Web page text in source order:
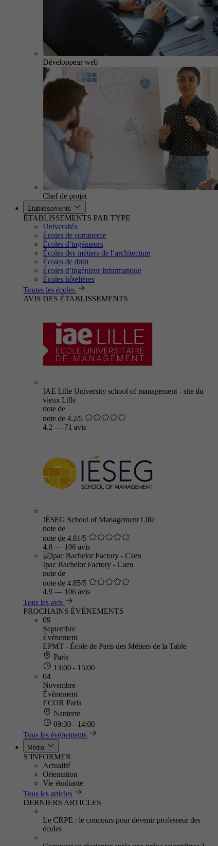
Développeur web
Chef de projet
Établissements
ÉTABLISSEMENTS PAR TYPE
Universités
Écoles de commerce
Écoles d’ingénieurs
Écoles des métiers de l’architecture
Écoles de droit
Écoles d’ingénieur informatique
Écoles hôtelières
Toutes les écoles
AVIS DES ÉTABLISSEMENTS
IAE Lille University school of management - site du
vieux Lille
note de
note de 4.2/5
4.2 — 71 avis
IÉSEG School of Management Lille
note de
note de 4.81/5
4.8 — 106 avis
Ipac Bachelor Factory - Caen
note de
note de 4.85/5
4.9 — 106 avis
Tous les avis
PROCHAINS ÉVÈNEMENTS
09
Septembre
Événement
EPMT - École de Paris des Métiers de la Table
Paris
13:00 - 15:00
04
Novembre
Événement
ECOR Paris
Nanterre
09:30 - 14:00
Tous les événements
Média
S’INFORMER
Actualité
Orientation
Vie étudiante
Tous les articles
DERNIERS ARTICLES
Le CRPE : le concours pour devenir professeur des
écoles